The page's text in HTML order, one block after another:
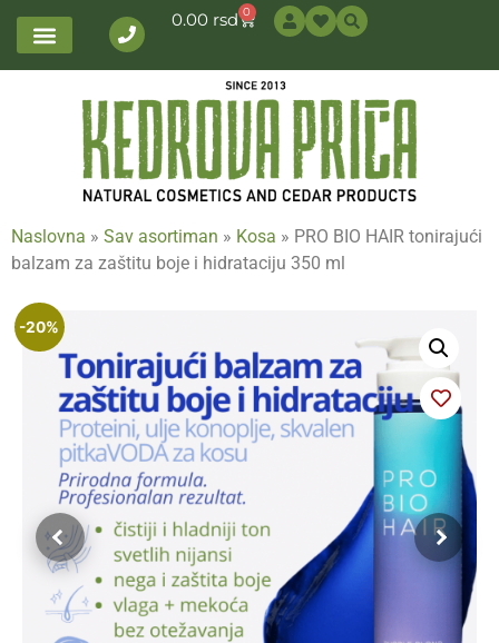
0.00 rsd 0
Naslovna » Sav asortiman » Kosa » PRO BIO HAIR tonirajući
balzam za zaštitu boje i hidrataciju 350 ml
-20%